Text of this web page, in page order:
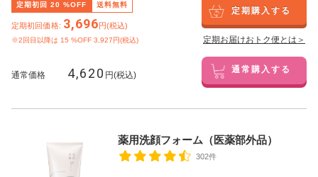
定期初回 20 %OFF 送料無料
定期初回価格: 3,696円(税込)
※2回目以降は 15 %OFF 3,927円(税込)
定期購入する
定期お届けおトク便とは＞
通常価格 4,620 円(税込) 通常購入する
薬用洗顔フォーム（医薬部外品）
302件